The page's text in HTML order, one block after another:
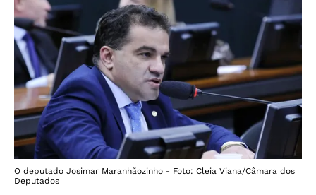
O deputado Josimar Maranhãozinho - Foto: Cleia Viana/Câmara dos
Deputados